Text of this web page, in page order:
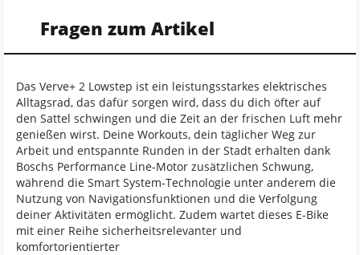
Fragen zum Artikel
Das Verve+ 2 Lowstep ist ein leistungsstarkes elektrisches
Alltagsrad, das dafür sorgen wird, dass du dich öfter auf
den Sattel schwingen und die Zeit an der frischen Luft mehr
genießen wirst. Deine Workouts, dein täglicher Weg zur
Arbeit und entspannte Runden in der Stadt erhalten dank
Boschs Performance Line-Motor zusätzlichen Schwung,
während die Smart System-Technologie unter anderem die
Nutzung von Navigationsfunktionen und die Verfolgung
deiner Aktivitäten ermöglicht. Zudem wartet dieses E-Bike
mit einer Reihe sicherheitsrelevanter und
komfortorientierter